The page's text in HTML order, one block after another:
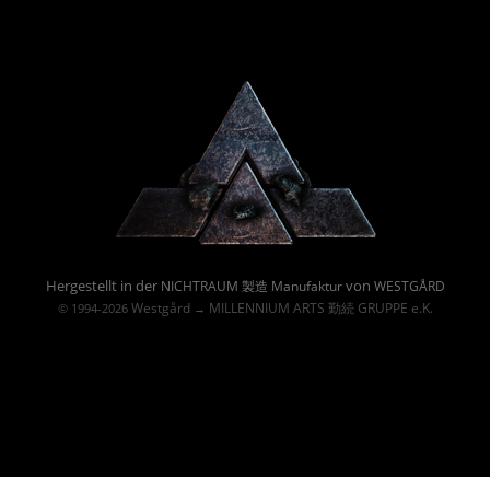
Hergestellt in der NICHTRAUM 製造 Manufakturvon WESTGÅRD
© 1994-2026 Westgård→ MILLENNIUM ARTS 勤続 GRUPPE e.K.
Powered By :